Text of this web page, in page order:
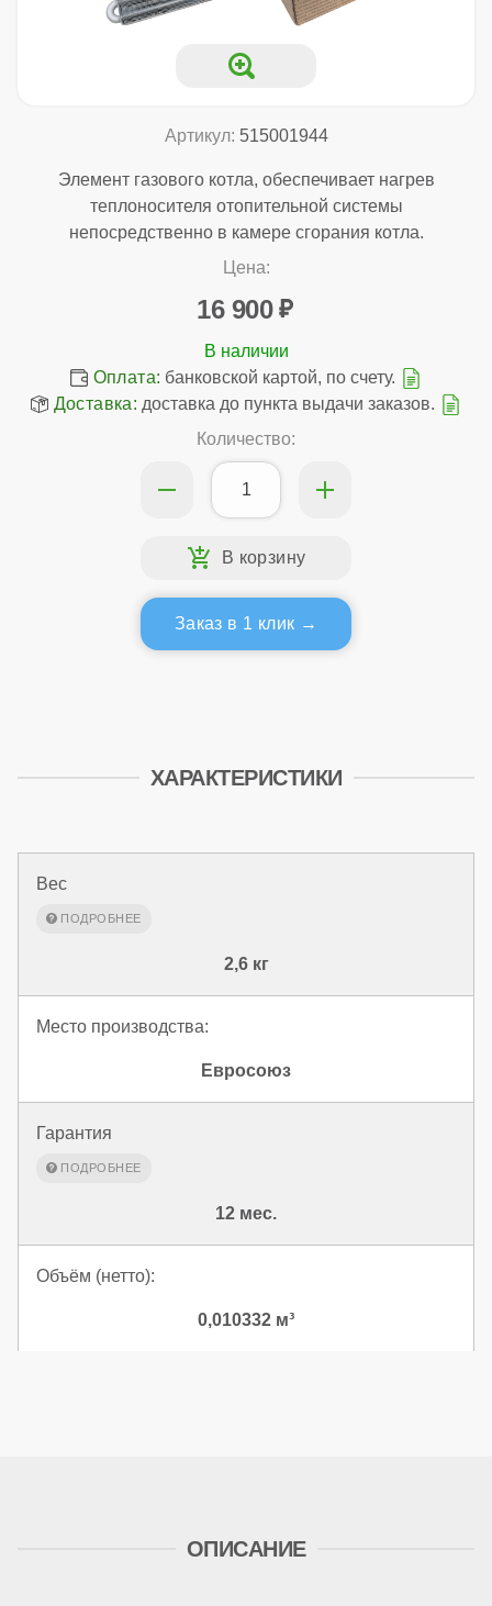
Артикул: 515001944
Элемент газового котла, обеспечивает нагрев
теплоносителя отопительной системы
непосредственно в камере сгорания котла.
Цена:
16 900
Оплата: банковской картой, по счету.
Доставка: доставка до пункта выдачи заказов.
Количество:
Заказ в 1 клик
ХАРАКТЕРИСТИКИ
Вес
2,6 кг
Место производства:
Евросоюз
Гарантия
12 мес.
Объём (нетто):
0,010332 м³
ОПИСАНИЕ